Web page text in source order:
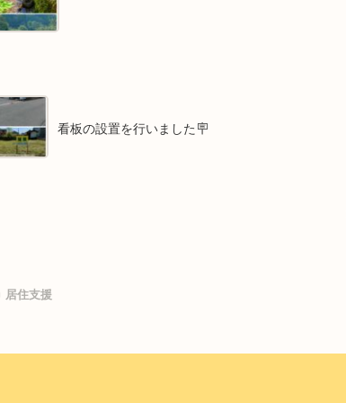
看板の設置を行いました🪧
居住支援